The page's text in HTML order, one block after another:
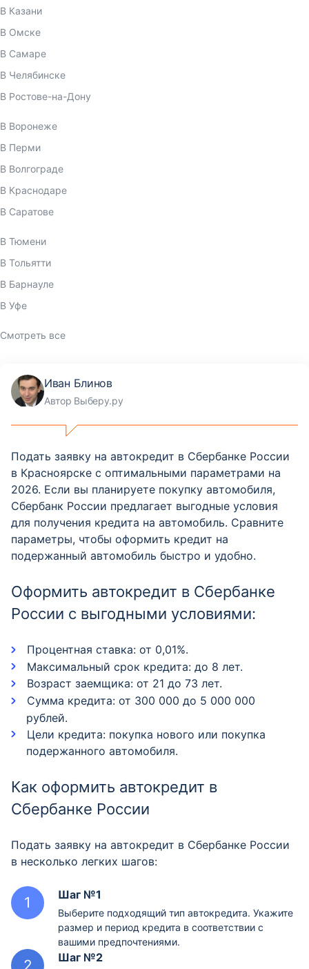
В Казани
В Омске
В Самаре
В Челябинске
В Ростове-на-Дону
В Воронеже
В Перми
В Волгограде
В Краснодаре
В Саратове
В Тюмени
В Тольятти
В Барнауле
В Уфе
Смотреть все
Иван Блинов
Автор Выберу.ру
Подать заявку на автокредит в Сбербанке России
в Красноярске с оптимальными параметрами на
2026. Если вы планируете покупку автомобиля,
Сбербанк России предлагает выгодные условия
для получения кредита на автомобиль. Сравните
параметры, чтобы оформить кредит на
подержанный автомобиль быстро и удобно.
Оформить автокредит в Сбербанке
России с выгодными условиями:
Процентная ставка: от 0,01%.
Максимальный срок кредита: до 8 лет.
Возраст заемщика: от 21 до 73 лет.
Сумма кредита: от 300 000 до 5 000 000
рублей.
Цели кредита: покупка нового или покупка
подержанного автомобиля.
Как оформить автокредит в
Сбербанке России
Подать заявку на автокредит в Сбербанке России
в несколько легких шагов:
Шаг №1
Выберите подходящий тип автокредита. Укажите
размер и период кредита в соответствии с
вашими предпочтениями.
Шаг №2